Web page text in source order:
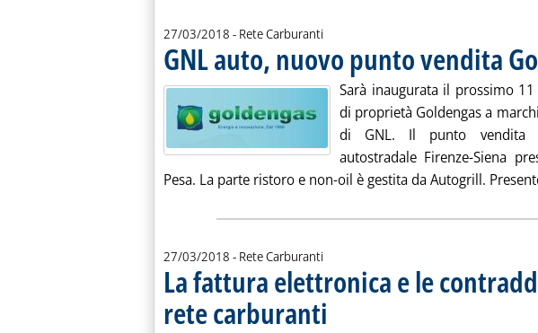
27/03/2018 - Rete Carburanti
GNL auto, nuovo punto vendita
Sarà inaugurata il prossimo
di proprietà Goldengas a
di GNL. Il punto vendita
autostradale Firenze-Siena
Pesa. La parte ristoro e non-oil è gestita da Autogrill.
27/03/2018 - Rete Carburanti
La fattura elettronica e le
rete carburanti